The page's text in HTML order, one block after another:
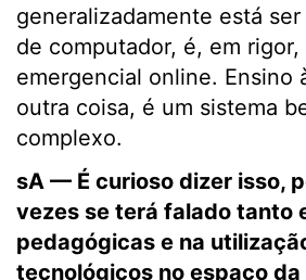
generalizadamente está
de computador, é, em rigor,
emergencial online. Ensino
outra coisa, é um sistema
complexo.
sA — É curioso dizer isso,
vezes se terá falado tanto
pedagógicas e na
tecnológicos no espaço